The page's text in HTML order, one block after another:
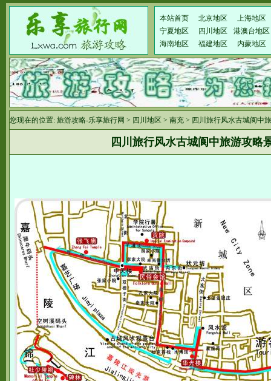
本站首页 北京地区
上海地区
宁夏地区
四川地区
港澳台地区
海南地区
福建地区 内蒙地区
您现在的位置: 旅游攻略-乐享旅行网 > 四川地区 > 南充 > 四川旅行风水古城阆中
四川旅行风水古城阆中旅游攻略